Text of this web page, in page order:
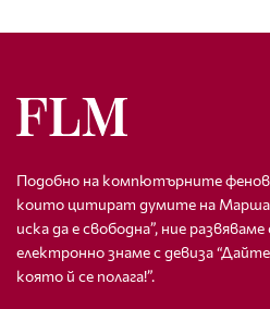
Подобно на компютърните
които цитират думите на
иска да е свободна”, ние
електронно знаме с девиза
която й се полага!”.